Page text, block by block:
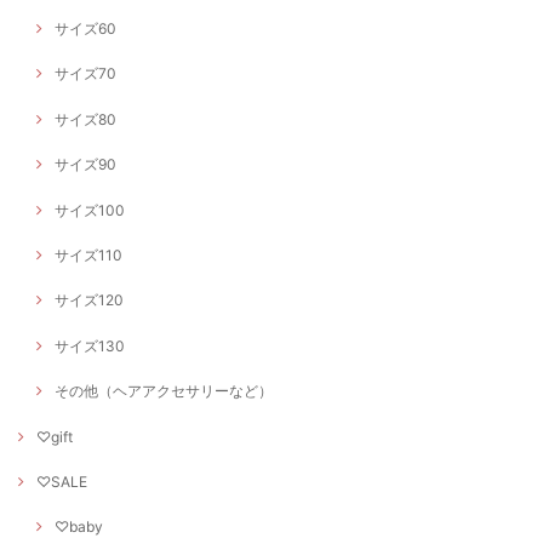
サイズ60
サイズ70
サイズ80
サイズ90
サイズ100
サイズ110
サイズ120
サイズ130
その他（ヘアアクセサリーなど）
♡gift
♡SALE
♡baby